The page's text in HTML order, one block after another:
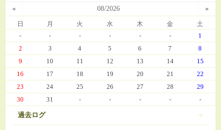
« 08/2026 »
日 月 火 水 木 金 土
- - - - - -
1
2
3 4 5 6 7
8
9
10 11 12 13 14
15
16
17 18 19 20 21
22
23
24 25 26 27 28
29
30
31 - - - - -
過去ログ